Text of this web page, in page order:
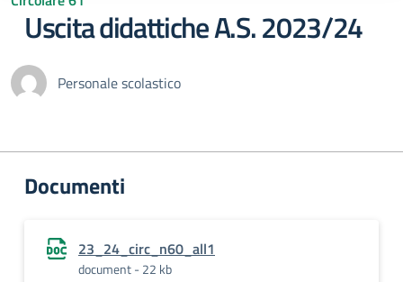
Uscita didattiche A.S. 2023/24
Personale scolastico
Documenti
23_24_circ_n60_all1
document - 22 kb